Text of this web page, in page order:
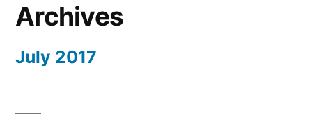
Archives
July 2017